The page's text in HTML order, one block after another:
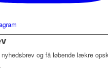
og få løbende lækre